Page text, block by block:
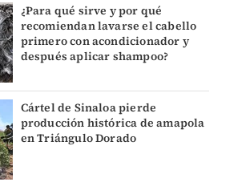
¿Para qué sirve y por qué
recomiendan lavarse el cabello
primero con acondicionador y
después aplicar shampoo?
Cártel de Sinaloa pierde
producción histórica de amapola
en Triángulo Dorado